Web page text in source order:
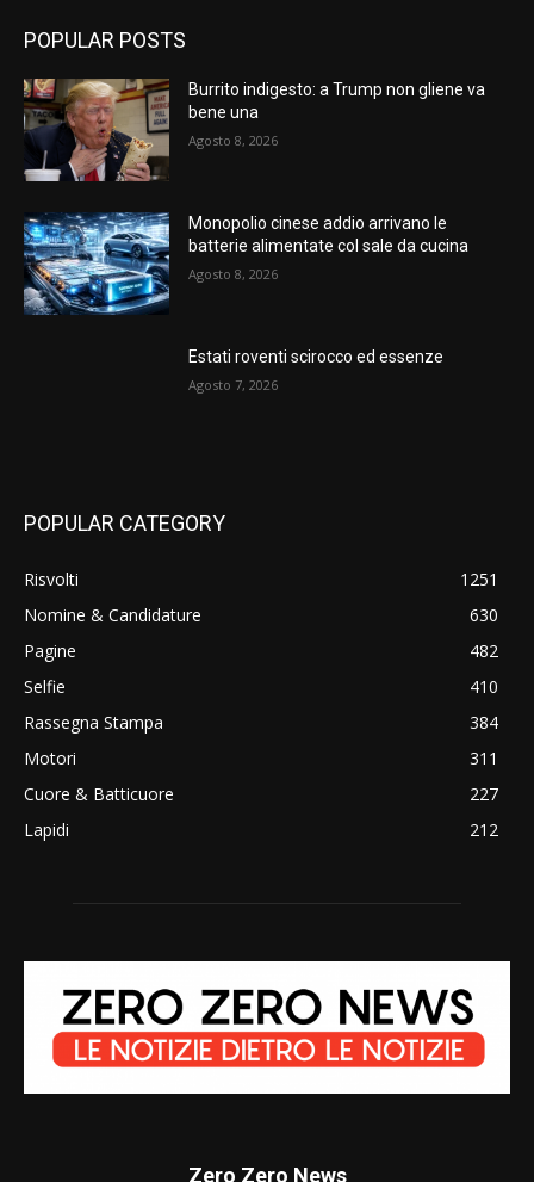
POPULAR POSTS
Burrito indigesto: a Trump non gliene va
bene una
Agosto 8, 2026
Monopolio cinese addio arrivano le
batterie alimentate col sale da cucina
Agosto 8, 2026
Estati roventi scirocco ed essenze
Agosto 7, 2026
POPULAR CATEGORY
Risvolti
1251
Nomine & Candidature
630
Pagine
482
Selfie
410
Rassegna Stampa
384
Motori
311
Cuore & Batticuore
227
Lapidi
212
Zero Zero News